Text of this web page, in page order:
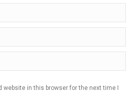
website in this browser for the next time I